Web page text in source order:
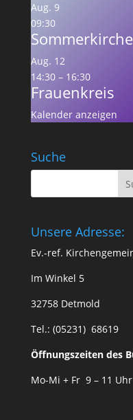
Aug. 9
09:30
Sommerkirche
Aug. 12
14:30– 16:30
Frauenkreis
Kalender anzeigen
Suche
Unsere Adresse:
Ev.-ref.
Im Winkel 5
32758 Detmold
Tel.: (05231) 68619
Öffnungszeiten des
Mo-Mi + Fr 9 – 11 Uhr